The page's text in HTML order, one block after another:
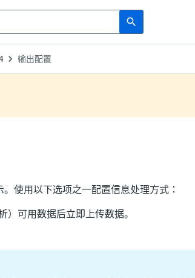
search
Search
输出配置
使用以下选项之一配置信息处理方式：
可用数据后立即上传数据。